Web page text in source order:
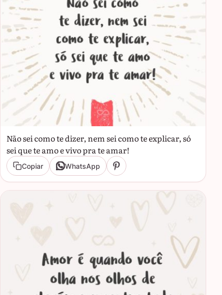
Não sei como te dizer, nem sei como te explicar, só
sei que te amo e vivo pra te amar!
Copiar WhatsApp